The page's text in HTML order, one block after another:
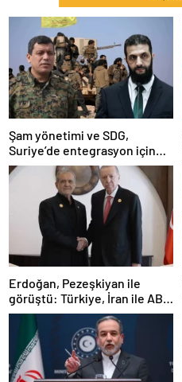
Şam yönetimi ve SDG,
Suriye’de entegrasyon için
anlaştı
Erdoğan, Pezeşkiyan ile
görüştü: Türkiye, İran ile ABD
arasında rol üstlenmeye hazır